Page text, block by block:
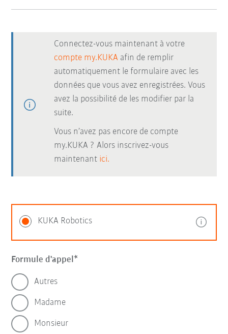
Connectez-vous maintenant à votre
compte my.KUKA afin de remplir
automatiquement le formulaire avec les
données que vous avez enregistrées. Vous
avez la possibilité de les modifier par la
suite.
Vous n’avez pas encore de compte
my.KUKA ? Alors inscrivez-vous
maintenant ici.
KUKA Robotics
Formule d'appel
Autres
Madame
Monsieur